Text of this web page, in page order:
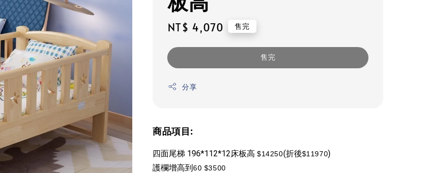
Regular
NT$ 4,070 售完
售完
分享
商品項目:
四面尾梯 196*112*12床板高 $14250(折後$11970)
護欄增高到60 $3500